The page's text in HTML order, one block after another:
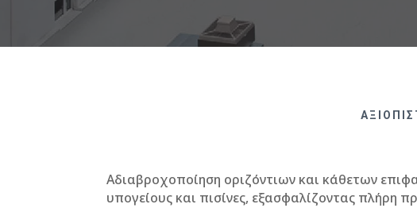
Αδιαβροχοποίηση οριζόντιων και κάθετων
υπογείους και πισίνες, εξασφαλίζοντας πλήρη